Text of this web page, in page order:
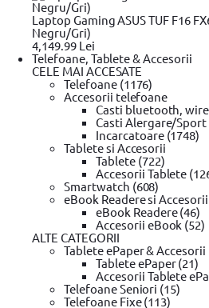
Laptop Gaming ASUS TUF F16
Negru/Gri)
4,149.99 Lei
Telefoane, Tablete & Accesorii
CELE MAI ACCESATE
Telefoane (1176)
Accesorii telefoane
Casti bluetooth,
Casti Alergare/Sport
Incarcatoare (1748)
Tablete si Accesorii
Tablete (722)
Accesorii Tablete
Smartwatch (608)
eBook Readere si Accesorii
eBook Readere (46)
Accesorii eBook (52)
ALTE CATEGORII
Tablete ePaper & Accesorii
Tablete ePaper (21)
Accesorii Tablete
Telefoane Seniori (15)
Telefoane Fixe (113)
52,99 Lei
1.945,99 Lei
Unelte si scule
Unelte de taiat(256)
Unelte constructii(109)
Scule dulgherie(61)
Trusa chei & Unelte(1436)
Instrumente de masura(499)
Polizor unghiular(207)
Scule electrice(131)
Accesorii Masina de gaurit(255)
Masina de gaurit si insurubat
Fierastrau pendular(87)
Fierastrau circular(141)
Fierastrau sabie(60)
Slefuitor electric(127)
Masini de frezat(21)
Rindea electrica(22)
Suflanta aer cald(50)
Placi compactoare & Ciocan
Accesorii scule electrice(411)